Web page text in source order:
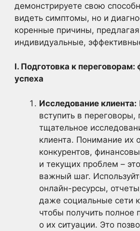
демонстрируете свою
видеть симптомы, но и
коренные причины, предлагая
индивидуальные,
I. Подготовка к
успеха
Исследование клиента:
вступить в переговоры,
тщательное
клиента. Понимание их
конкурентов,
и текущих проблем –
важный шаг.
онлайн-ресурсы,
даже социальные сети
чтобы получить полное
о их ситуации. Это